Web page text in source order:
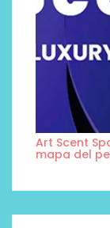
Art Scent
mapa del